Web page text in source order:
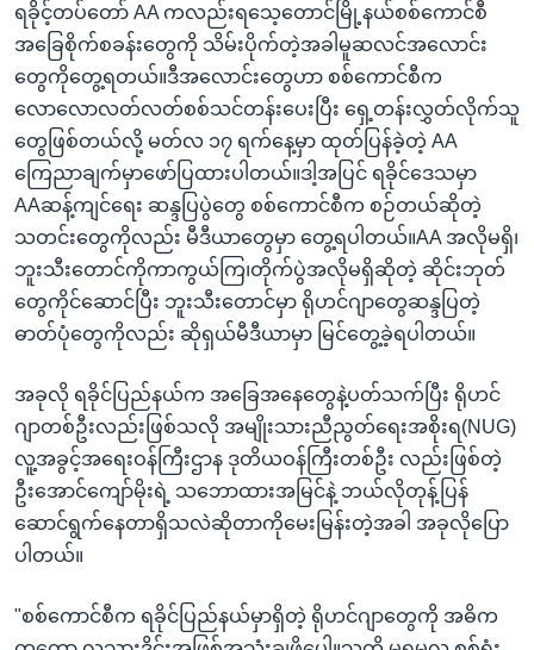
ရခိုင့်တပ်တော် AA ကလည်းရသေ့တောင်မြို့နယ်စစ်ကောင်စီ
အခြေစိုက်စခန်းတွေကို သိမ်းပိုက်တဲ့အခါမူဆလင်အလောင်း
တွေကိုတွေ့ရတယ်။ဒီအလောင်းတွေဟာ စစ်ကောင်စီက
လောလောလတ်လတ်စစ်သင်တန်းပေးပြီး ရှေ့တန်းလွှတ်လိုက်သူ
တွေဖြစ်တယ်လို့ မတ်လ ၁၇ ရက်နေ့မှာ ထုတ်ပြန်ခဲ့တဲ့ AA
ကြေညာချက်မှာဖော်ပြထားပါတယ်။ဒါ့အပြင် ရခိုင်ဒေသမှာ
AAဆန့်ကျင်ရေး ဆန္ဒပြပွဲတွေ စစ်ကောင်စီက စဉ်တယ်ဆိုတဲ့
သတင်းတွေကိုလည်း မီဒီယာတွေမှာ တွေ့ရပါတယ်။AA အလိုမရှိ၊
ဘူးသီးတောင်ကိုကာကွယ်ကြ၊တိုက်ပွဲအလိုမရှိဆိုတဲ့ ဆိုင်းဘုတ်
တွေကိုင်ဆောင်ပြီး ဘူးသီးတောင်မှာ ရိုဟင်ဂျာတွေဆန္ဒပြတဲ့
ဓာတ်ပုံတွေကိုလည်း ဆိုရှယ်မီဒီယာမှာ မြင်တွေ့ခဲ့ရပါတယ်။
အခုလို ရခိုင်ပြည်နယ်က အခြေအနေတွေနဲ့ပတ်သက်ပြီး ရိုဟင်
ဂျာတစ်ဦးလည်းဖြစ်သလို အမျိုးသားညီညွတ်​ရေးအစိုးရ(NUG)
လူ့အခွင့်အရေးဝန်ကြီးဌာန ဒုတိယဝန်ကြီးတစ်ဦး လည်းဖြစ်တဲ့
ဦးအောင်ကျော်မိုးရဲ့ သဘောထားအမြင်နဲ့ ဘယ်လိုတုန့်ပြန်
ဆောင်ရွက်နေတာရှိသလဲဆိုတာကိုမေးမြန်းတဲ့အခါ အခုလိုပြော
ပါတယ်။
"စစ်ကောင်စီက ရခိုင်ပြည်နယ်မှာရှိတဲ့ ရိုဟင်ဂျာတွေကို အဓိက